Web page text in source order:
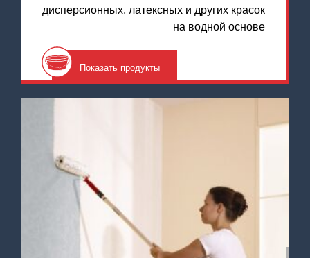
дисперсионных, латексных и других красок
на водной основе
Показать продукты